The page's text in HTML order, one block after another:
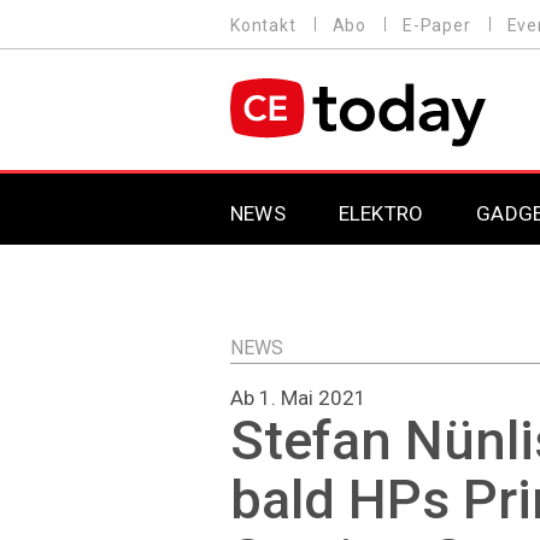
zum
MENU
Kontakt Abo E-Paper
MAIN NAVIGATION
NEWS ELEKTRO
NEWS
Ab 1. Mai 2021
Stefan
bald HPs